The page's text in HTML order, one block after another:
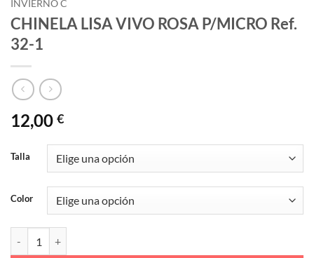
INVIERNO C
CHINELA LISA VIVO ROSA P/MICRO Ref.
32-1
12,00 €
Talla
Color